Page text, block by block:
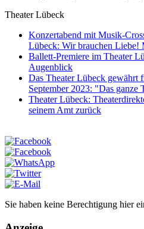
Theater Lübeck
Konzertabend mit Musik-
Lübeck: Wir brauchen Liebe!
Ballett-Premiere im Theater
Augenblick
Das Theater Lübeck gewährt
September 2023: "Das ganze
Theater Lübeck:
seinem Amt zurück
Sie haben keine Berechtigung hier